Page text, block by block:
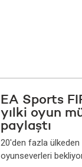
EA Sports
yılki oyun
paylaştı
20'den fazla ülkeden
oyunseverleri